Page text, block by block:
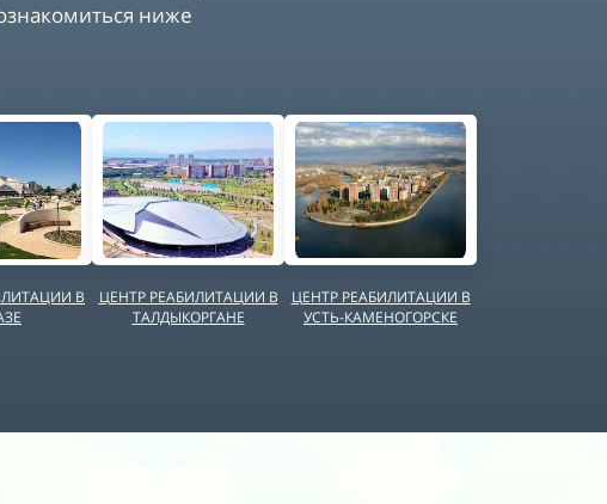
ниже
В
ЦЕНТР РЕАБИЛИТАЦИИ В
ТАЛДЫКОРГАНЕ
ЦЕНТР РЕАБИЛИТАЦИИ В
УСТЬ-КАМЕНОГОРСКЕ